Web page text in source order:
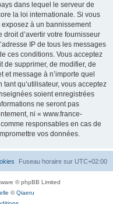
dans lequel le serveur de
la loi internationale. Si vous
à un bannissement
d’avertir votre fournisseur
IP de tous les messages
ces conditions. Vous acceptez
de supprimer, de modifier, de
message à n’importe quel
qu’utilisateur, vous acceptez
soient enregistrées
ne seront pas
ni « www.france-
responsables en cas de
vos données.
Fuseau horaire sur UTC+02:00
© phpBB Limited
©Qiaeru